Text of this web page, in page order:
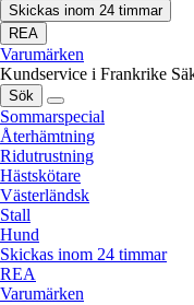
Skickas inom 24 timmar
REA
Varumärken
Kundservice i Frankrike
Sök
Sommarspecial
Återhämtning
Ridutrustning
Hästskötare
Västerländsk
Stall
Hund
Skickas inom 24 timmar
REA
Varumärken